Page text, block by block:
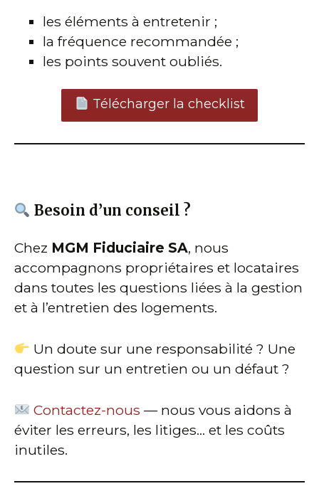
les éléments à entretenir ;
la fréquence recommandée ;
les points souvent oubliés.
Télécharger la checklist
Besoin d’un conseil ?
Chez MGM Fiduciaire SA, nous
accompagnons propriétaires et locataires
dans toutes les questions liées à la gestion
et à l’entretien des logements.
Un doute sur une responsabilité ? Une
question sur un entretien ou un défaut ?
Contactez-nous — nous vous aidons à
éviter les erreurs, les litiges… et les coûts
inutiles.